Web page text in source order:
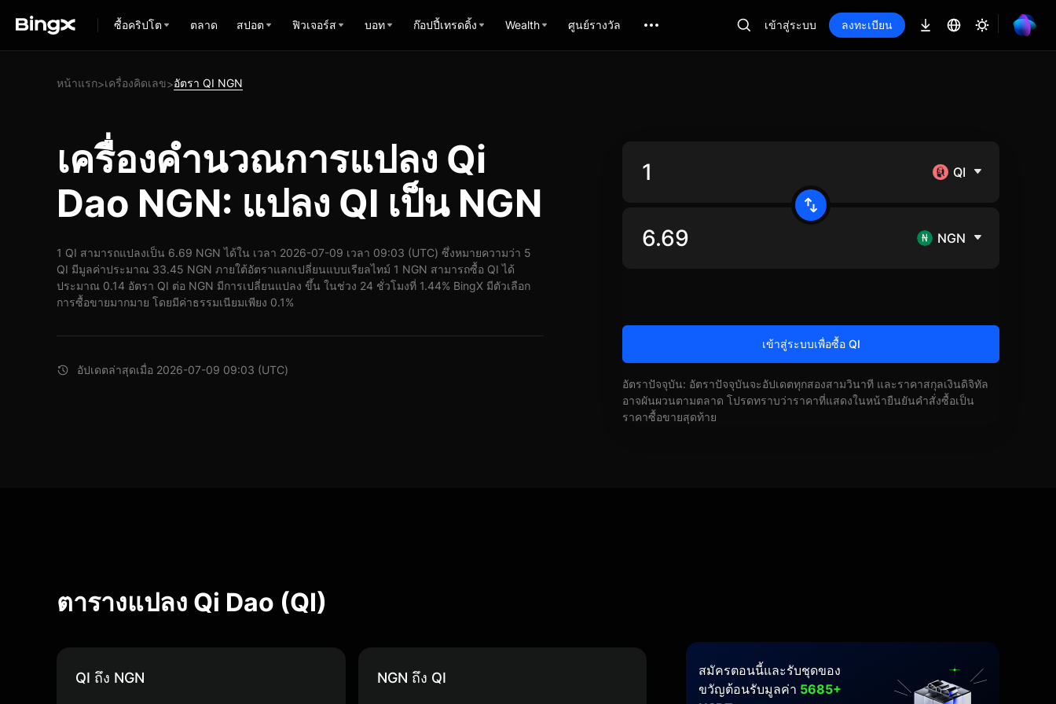
ซื้อคริปโต ตลาด สปอต ฟิวเจอร์ส บอท ก๊อปปี้เทรดดิ้ง Wealth ศูนย์รางวัล เข้าสู่ระบบ ลงทะเบียน
หน้าแรก>เครื่องคิดเลข>อัตรา QI NGN
เครื่องคำนวณการแปลง Qi
Dao NGN: แปลง QI เป็น NGN
1 QI สามารถแปลงเป็น 6.69 NGN ได้ใน เวลา 2026-07-09 เวลา 09:03 (UTC) ซึ่งหมายความว่า 5
QI มีมูลค่าประมาณ 33.45 NGN ภายใต้อัตราแลกเปลี่ยนแบบเรียลไทม์ 1 NGN สามารถซื้อ QI ได้
ประมาณ 0.14 อัตรา QI ต่อ NGN มีการเปลี่ยนแปลง ขึ้น ในช่วง 24 ชั่วโมงที่ 1.44% BingX มีตัวเลือก
การซื้อขายมากมาย โดยมีค่าธรรมเนียมเพียง 0.1%
อัปเดตล่าสุดเมื่อ 2026-07-09 09:03 (UTC)
QI
NGN
เข้าสู่ระบบเพื่อซื้อ QI
อัตราปัจจุบัน: อัตราปัจจุบันจะอัปเดตทุกสองสามวินาที และราคาสกุลเงินดิจิทัล
อาจผันผวนตามตลาด โปรดทราบว่าราคาที่แสดงในหน้ายืนยันคำสั่งซื้อเป็น
ราคาซื้อขายสุดท้าย
ตารางแปลง Qi Dao (QI)
QI ถึง NGN NGN ถึง QI
สมัครตอนนี้และรับชุดของ
ขวัญต้อนรับมูลค่า 5685+